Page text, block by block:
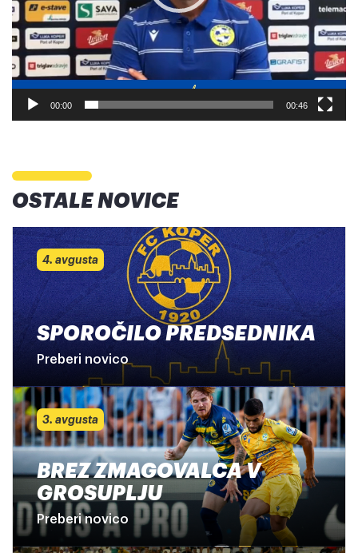
00:00 00:46
OSTALE NOVICE
4. avgusta
SPOROČILO PREDSEDNIKA
Preberi novico
3. avgusta
BREZ ZMAGOVALCA V
GROSUPLJU
Preberi novico